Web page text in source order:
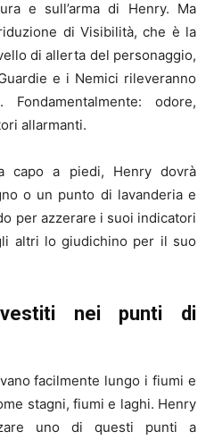
e sull’arma di Henry. Ma
di Visibilità, che è la
di allerta del personaggio,
e i Nemici rileveranno
odore,
allarmanti.
capo a piedi, Henry dovrà
o un punto di lavanderia e
per azzerare i suoi indicatori
altri lo giudichino per il suo
nei punti di
facilmente lungo i fiumi e
stagni, fiumi e laghi. Henry
uno di questi punti a